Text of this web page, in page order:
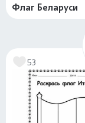
Флаг Беларуси
53